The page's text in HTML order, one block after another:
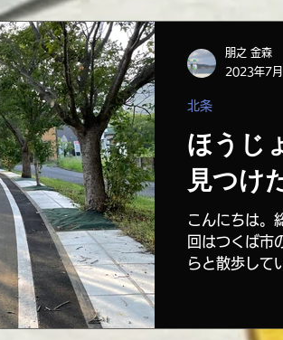
ほうじ
見つけ
こんにちは。
回はつくば市
らと散歩して
北条
朋之 金森
2023年7